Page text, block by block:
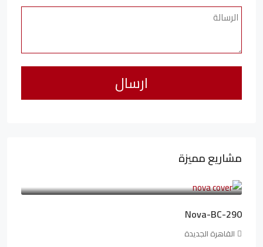
مشاريع مميزة
6,323,076LE
Nova-BC-290
القاهرة الجديدة